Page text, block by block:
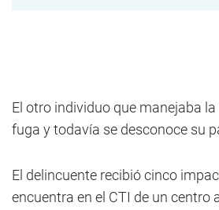
El otro individuo que manejaba
fuga y todavía se desconoce su
El delincuente recibió cinco
encuentra en el CTI de un centro